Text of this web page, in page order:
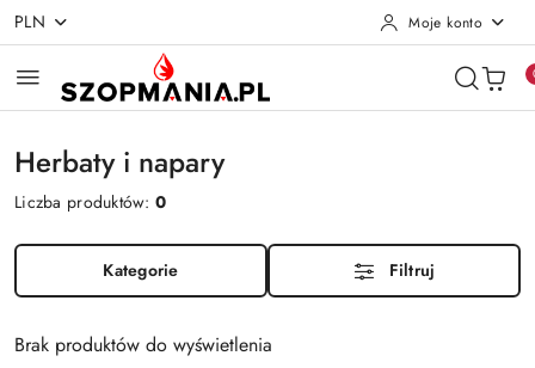
Przejdź do treści głównej
Przejdź do wyszukiwarki
Przejdź do moje konto
Przejdź do menu głównego
Przejdź do stopki
PLN Moje konto
Herbaty i napary
Liczba produktów:0
Kategorie Filtruj
Brak produktów do wyświetlenia